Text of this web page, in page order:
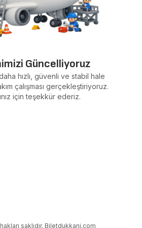
Güncelliyoruz
hızlı, güvenli ve stabil hale
çalışması gerçekleştiriyoruz.
için teşekkür ederiz.
saklıdır. Biletdukkani.com